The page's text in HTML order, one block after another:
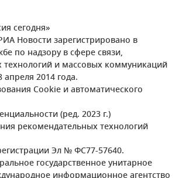
сегодня»
Новости зарегистрировано в
по надзору в сфере связи,
и массовых коммуникаций
2014 года.
Cookie и автоматического
(ред. 2023 г.)
рекомендательных технологий
Эл № ФС77-57640.
государственное унитарное